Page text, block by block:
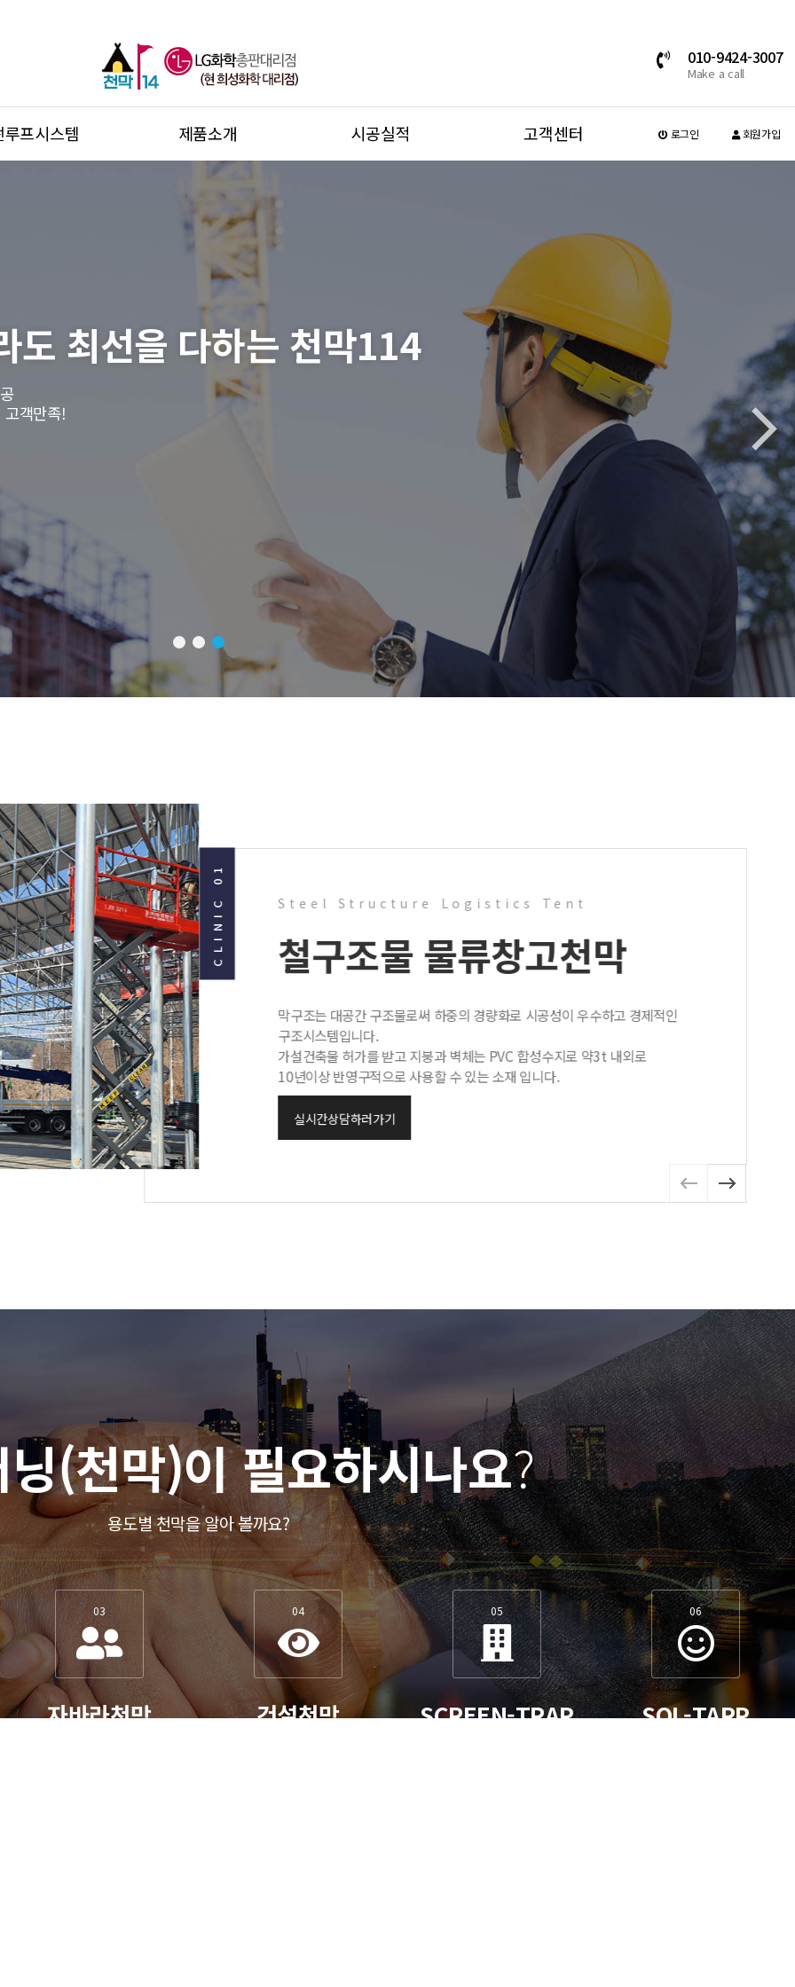
010-9424-3007
Make a call
루프시스템 제품소개 시공실적 고객센터 로그인 회원가입
도 최선을 다하는 천막114
객만족!
CLINIC 01 Steel Structure Logistics Tent
철구조물 물류창고천막
막구조는 대공간 구조물로써 하중의 경량화로 시공성이 우수하고 경제적인
구조시스템입니다.
가설건축물 허가를 받고 지붕과 벽체는 PVC 합성수지로 약3t 내외로
10년이상 반영구적으로 사용할 수 있는 소재 입니다.
실시간상담하러가기
(천막)이 필요하시나요?
용도별 천막을 알아 볼까요?
03
자바라천막
04
건설천막
05
SCREEN-TRAP
06
SOL-TARP